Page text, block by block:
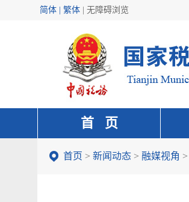
简体 | 繁体 无障碍浏览
首 页
首页 > 新闻动态 > 融媒视角 >